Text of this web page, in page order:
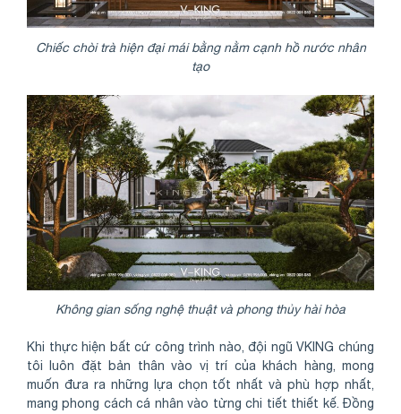
Chiếc chòi trà hiện đại mái bằng nằm cạnh hồ nước nhân
tạo
Không gian sống nghệ thuật và phong thủy hài hòa
Khi thực hiện bất cứ công trình nào, đội ngũ VKING chúng
tôi luôn đặt bản thân vào vị trí của khách hàng, mong
muốn đưa ra những lựa chọn tốt nhất và phù hợp nhất,
mang phong cách cá nhân vào từng chi tiết thiết kế. Đồng